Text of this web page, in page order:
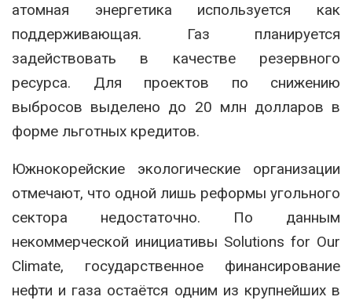
атомная энергетика используется как
поддерживающая. Газ планируется
задействовать в качестве резервного
ресурса. Для проектов по снижению
выбросов выделено до 20 млн долларов в
форме льготных кредитов.
Южнокорейские экологические организации
отмечают, что одной лишь реформы угольного
сектора недостаточно. По данным
некоммерческой инициативы Solutions for Our
Climate, государственное финансирование
нефти и газа остаётся одним из крупнейших в